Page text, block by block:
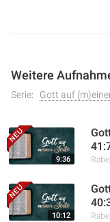
Weitere
Serie: Gott auf
9:36
10:12